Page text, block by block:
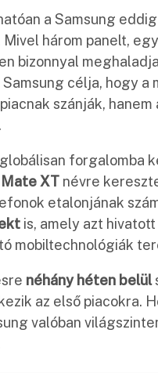
a Samsung
Mivel három panelt,
bizonnyal
célja, hogy a
szánják,
forgalomba
Mate XT névre
etalonjának
is, amely azt
mobiltechnológiák
néhány héten belül
az első piacokra.
valóban